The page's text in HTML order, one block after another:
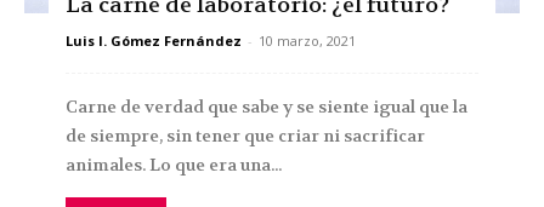
La carne de laboratorio: ¿el futuro?
Luis I. Gómez Fernández - 10 marzo, 2021
Carne de verdad que sabe y se siente igual que la
de siempre, sin tener que criar ni sacrificar
animales. Lo que era una...